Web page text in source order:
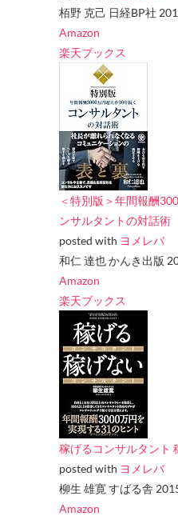
栢野 克己 日経BP社
Amazon
楽天ブックス
＜特別版＞年間報酬
ンサルタントの対話術
posted with ヨメレバ
和仁 達也 かんき出版
Amazon
楽天ブックス
稼げるコンサルタント
posted with ヨメレバ
柳生 雄寛 すばる舎
Amazon